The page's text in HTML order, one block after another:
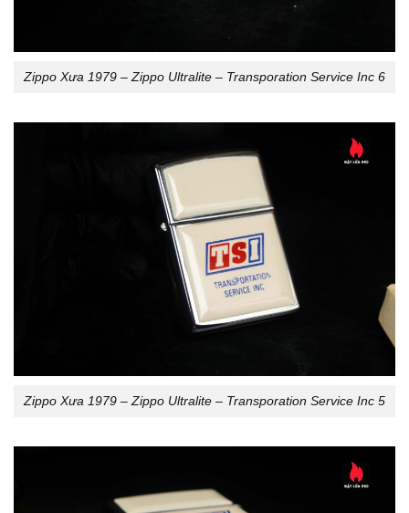
Zippo Xưa 1979 – Zippo Ultralite – Transporation Service Inc 6
Zippo Xưa 1979 – Zippo Ultralite – Transporation Service Inc 5